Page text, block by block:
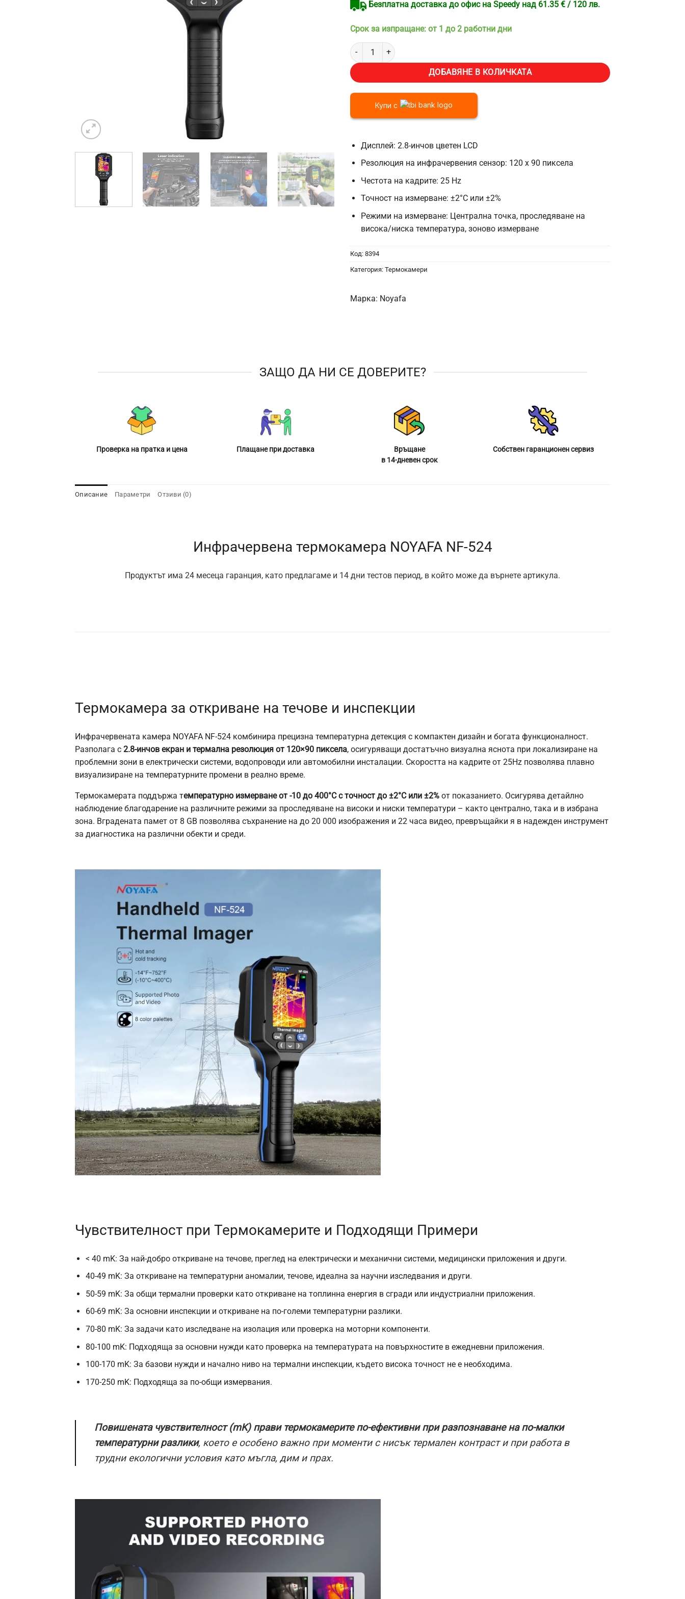
Безплатна доставка до офис на Speedy над 61.35 € / 120 лв.
Срок за изпращане: от 1 до 2 работни дни
количество за Инфрачервена термокамера NOYAFA NF-524, Топлинна чувствителност
ДОБАВЯНЕ В КОЛИЧКАТА
Купи с
Дисплей: 2.8-инчов цветен LCD
Резолюция на инфрачервения сензор: 120 x 90 пиксела
Честота на кадрите: 25 Hz
Точност на измерване: ±2°C или ±2%
Режими на измерване: Централна точка, проследяване на
висока/ниска температура, зоново измерване
Код: 8394
Категория: Термокамери
Марка: Noyafa
ЗАЩО ДА НИ СЕ ДОВЕРИТЕ?
Проверка на пратка и цена Плащане при доставка
Връщане
в 14-дневен срок
Собствен гаранционен сервиз
Описание Параметри Отзиви (0)
Инфрачервена термокамера NOYAFA NF-524
Продуктът има 24 месеца гаранция, като предлагаме и 14 дни тестов период, в който може да върнете артикула.
Термокамера за откриване на течове и инспекции
Инфрачервената камера NOYAFA NF-524 комбинира прецизна температурна детекция с компактен дизайн и богата функционалност.
Разполага с 2.8-инчов екран и термална резолюция от 120×90 пиксела, осигуряващи достатъчно визуална яснота при локализиране на
проблемни зони в електрически системи, водопроводи или автомобилни инсталации. Скоростта на кадрите от 25Hz позволява плавно
визуализиране на температурните промени в реално време.
Термокамерата поддържа температурно измерване от -10 до 400°C с точност до ±2°C или ±2% от показанието. Осигурява детайлно
наблюдение благодарение на различните режими за проследяване на високи и ниски температури – както централно, така и в избрана
зона. Вградената памет от 8 GB позволява съхранение на до 20 000 изображения и 22 часа видео, превръщайки я в надежден инструмент
за диагностика на различни обекти и среди.
Чувствителност при Термокамерите и Подходящи Примери
< 40 mK: За най-добро откриване на течове, преглед на електрически и механични системи, медицински приложения и други.
40-49 mK: За откриване на температурни аномалии, течове, идеална за научни изследвания и други.
50-59 mK: За общи термални проверки като откриване на топлинна енергия в сгради или индустриални приложения.
60-69 mK: За основни инспекции и откриване на по-големи температурни разлики.
70-80 mK: За задачи като изследване на изолация или проверка на моторни компоненти.
80-100 mK: Подходяща за основни нужди като проверка на температурата на повърхностите в ежедневни приложения.
100-170 mK: За базови нужди и начално ниво на термални инспекции, където висока точност не е необходима.
170-250 mK: Подходяща за по-общи измервания.
Повишената чувствителност (mK) прави термокамерите по-ефективни при разпознаване на по-малки
температурни разлики, което е особено важно при моменти с нисък термален контраст и при работа в
трудни екологични условия като мъгла, дим и прах.